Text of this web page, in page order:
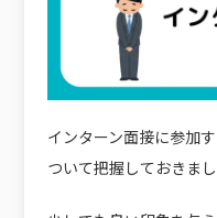
インターン面接に参加
ついて把握しておきまし